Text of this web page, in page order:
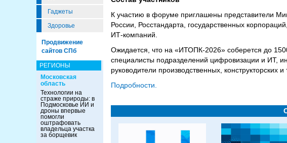
Гаджеты
Здоровье
Продвижение
сайтов СПб
РЕГИОНЫ
Московская
область
Технологии на
страже природы: в
Подмосковье ИИ и
дроны впервые
помогли
оштрафовать
владельца участка
за борщевик
К участию в форуме приглашены представители
России, Росстандарта, государственных
ИТ-компаний.
Ожидается, что на «ИТОПК-2026» соберется до
специалисты подразделений цифровизации и ИТ,
руководители производственных, конструкторских
Подробности.